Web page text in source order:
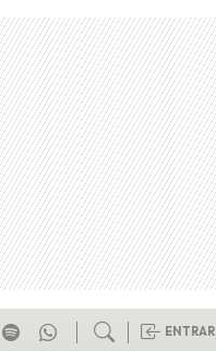
ENTRAR